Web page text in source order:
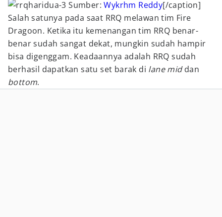
Sumber:Wykrhm Reddy[/caption]
Salah satunya pada saat RRQ melawan tim Fire
Dragoon. Ketika itu kemenangan tim RRQ benar-
benar sudah sangat dekat, mungkin sudah hampir
bisa digenggam. Keadaannya adalah RRQ sudah
berhasil dapatkan satu set barak di lane middan
bottom.